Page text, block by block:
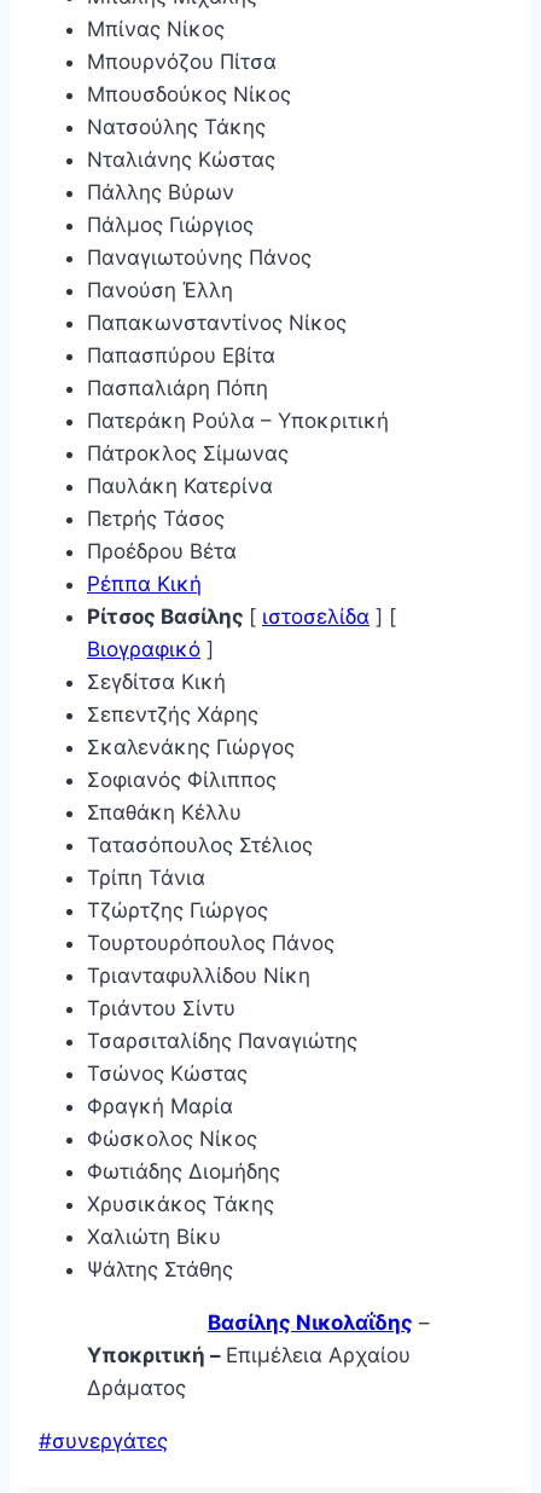
Μπίνας Νίκος
Μπουρνόζου Πίτσα
Μπουσδούκος Νίκος
Νατσούλης Τάκης
Νταλιάνης Κώστας
Πάλλης Βύρων
Πάλμος Γιώργιος
Παναγιωτούνης Πάνος
Πανούση Έλλη
Παπακωνσταντίνος Νίκος
Παπασπύρου Εβίτα
Πασπαλιάρη Πόπη
Πατεράκη Ρούλα – Υποκριτική
Πάτροκλος Σίμωνας
Παυλάκη Κατερίνα
Πετρής Τάσος
Προέδρου Βέτα
Ρέππα Κική
Ρίτσος Βασίλης [ ιστοσελίδα ] [
Βιογραφικό ]
Σεγδίτσα Κική
Σεπεντζής Χάρης
Σκαλενάκης Γιώργος
Σοφιανός Φίλιππος
Σπαθάκη Κέλλυ
Τατασόπουλος Στέλιος
Τρίπη Τάνια
Τζώρτζης Γιώργος
Τουρτουρόπουλος Πάνος
Τριανταφυλλίδου Νίκη
Τριάντου Σίντυ
Τσαρσιταλίδης Παναγιώτης
Τσώνος Κώστας
Φραγκή Μαρία
Φώσκολος Νίκος
Φωτιάδης Διομήδης
Χρυσικάκος Τάκης
Χαλιώτη Βίκυ
Ψάλτης Στάθης
Βασίλης Νικολαΐδης –
Υποκριτική – Επιμέλεια Αρχαίου
Δράματος
Post
#συνεργάτες